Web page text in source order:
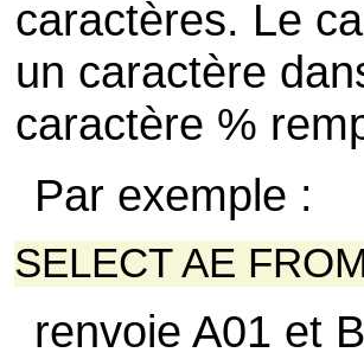
caractères. Le
un caractère
caractère %
Par exemple :
SELECT AE
renvoie A01 et